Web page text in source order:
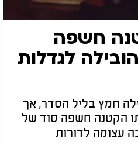
חשפה
לגדלות
חמץ בליל הסדר, אך
הקטנה חשפה סוד של
עצומה לדורות